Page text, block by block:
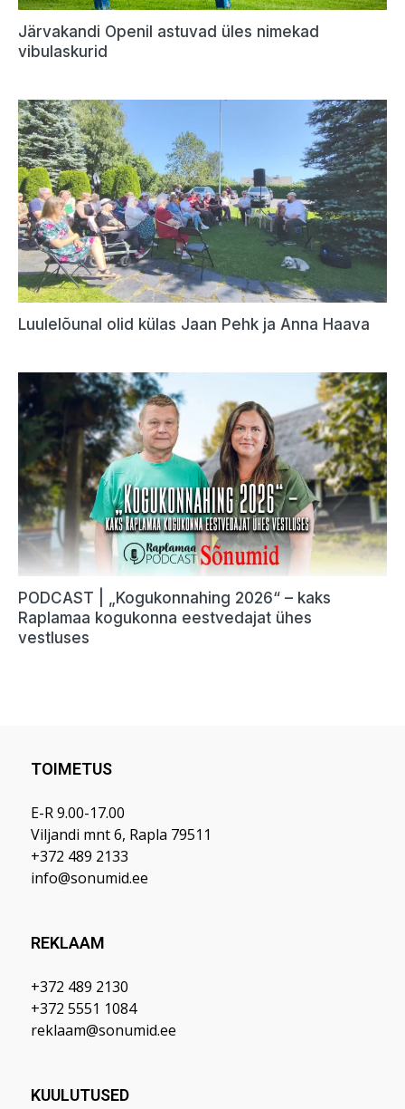
TOIMETUS
E-R 9.00-17.00
Viljandi mnt 6, Rapla 79511
+372 489 2133
info@sonumid.ee
REKLAAM
+372 489 2130
+372 5551 1084
reklaam@sonumid.ee
KUULUTUSED